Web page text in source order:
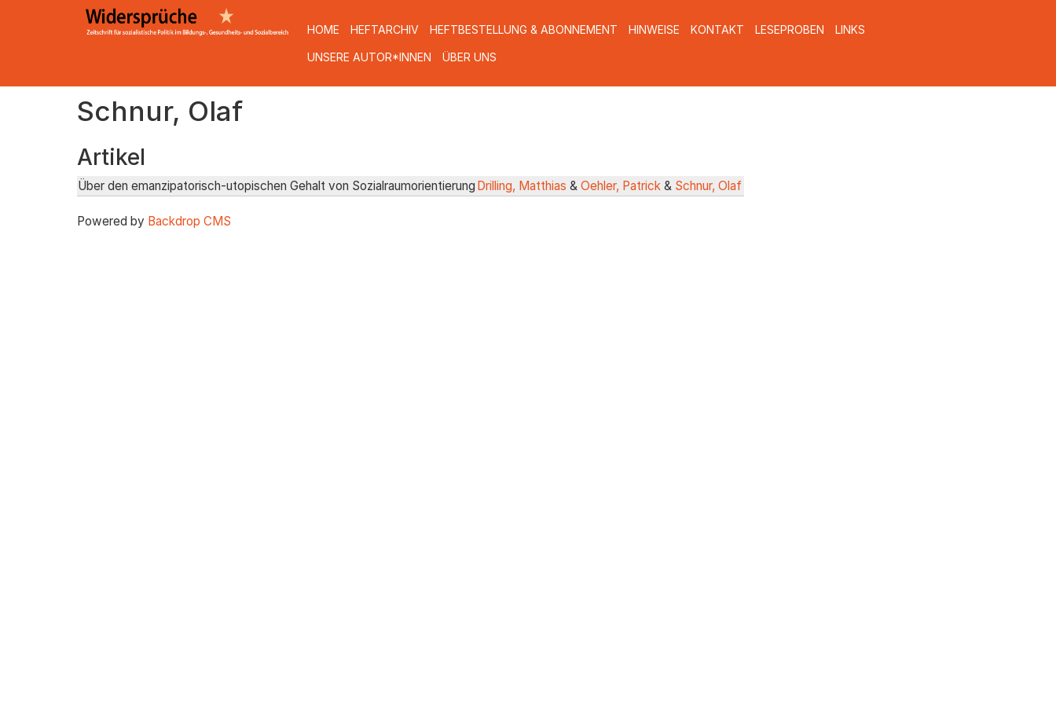
HOME HEFTARCHIV HEFTBESTELLUNG & ABONNEMENT HINWEISE KONTAKT LESEPROBEN LINKS
UNSERE AUTOR*INNEN ÜBER UNS
Schnur, Olaf
Artikel
Über den emanzipatorisch-utopischen Gehalt von Sozialraumorientierung Drilling, Matthias & Oehler, Patrick& Schnur, Olaf
Powered by Backdrop CMS